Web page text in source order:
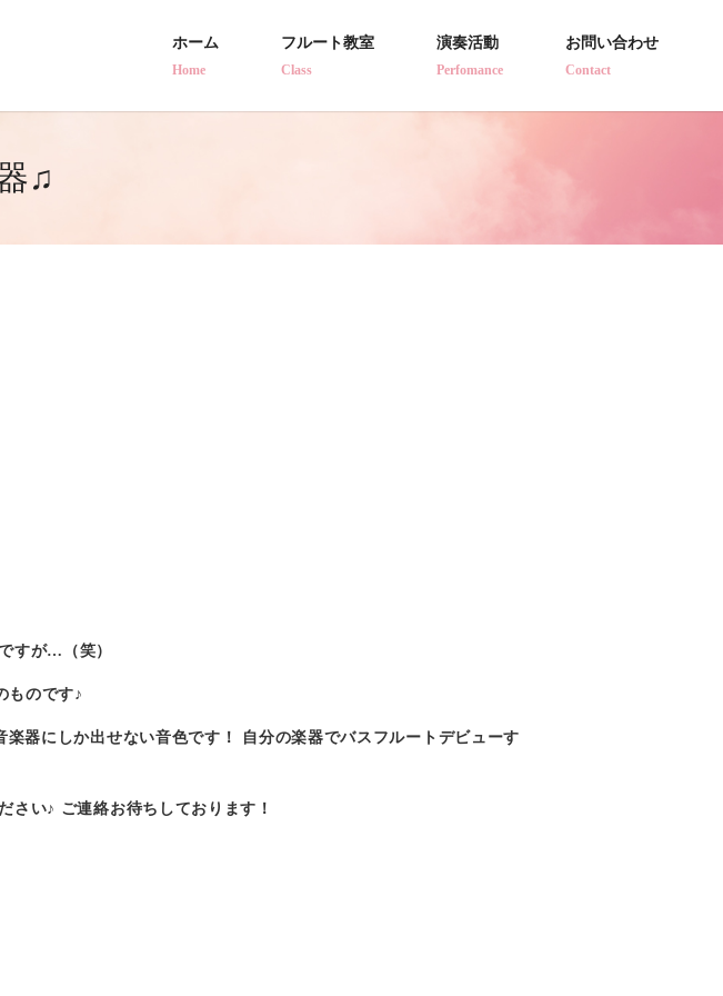
ホーム
Home
フルート教室
Class
演奏活動
Perfomance
お問い合わせ
Contact
♫
すが…（笑）
ものです♪
器にしか出せない音色です！ 自分の楽器でバスフルートデビューす
さい♪ ご連絡お待ちしております！